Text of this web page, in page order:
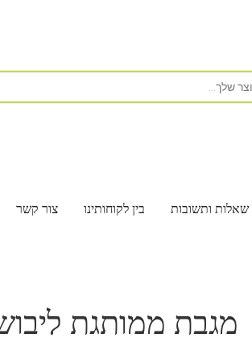
שאלות ותשובות בין לקוחותינו צור קשר
מגבת ממותגת